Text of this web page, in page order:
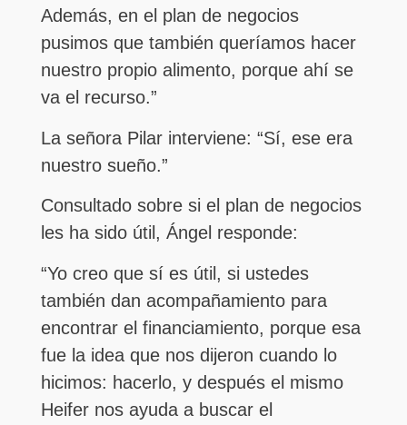
Además, en el plan de negocios
pusimos que también queríamos hacer
nuestro propio alimento, porque ahí se
va el recurso.”
La señora Pilar interviene: “Sí, ese era
nuestro sueño.”
Consultado sobre si el plan de negocios
les ha sido útil, Ángel responde:
“Yo creo que sí es útil, si ustedes
también dan acompañamiento para
encontrar el financiamiento, porque esa
fue la idea que nos dijeron cuando lo
hicimos: hacerlo, y después el mismo
Heifer nos ayuda a buscar el